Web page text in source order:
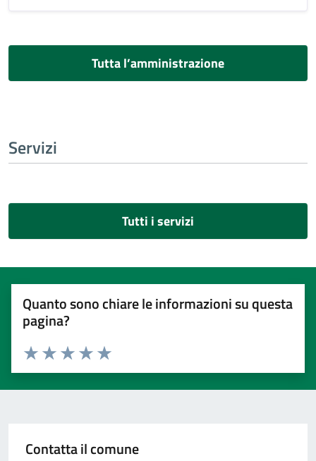
Tutta l’amministrazione
Servizi
Tutti i servizi
Quanto sono chiare le informazioni su questa
pagina?
Valuta 5 stelle su 5
Valuta 4 stelle su 5
Valuta 3 stelle su 5
Valuta 2 stelle su 5
Valuta 1 stelle su 5
Contatta il comune